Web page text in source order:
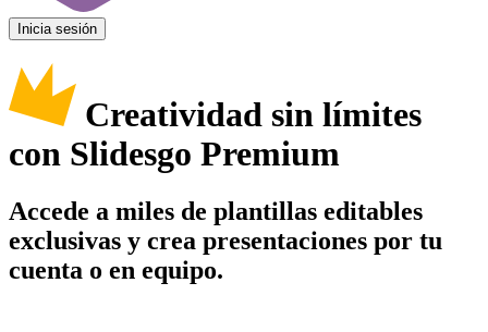
Inicia sesión
Creatividad sin límites
con Slidesgo Premium
Accede a miles de plantillas editables
exclusivas y crea presentaciones por tu
cuenta o en equipo.